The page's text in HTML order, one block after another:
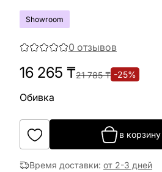
Showroom
0 отзывов
16 265 ₸21 785₸ -25%
Обивка
в корзину
Время доставки: от 2-3 дней